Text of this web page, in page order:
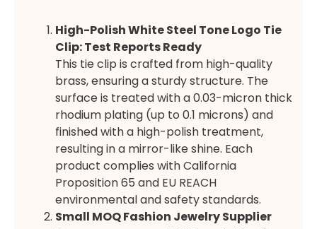
High-Polish White Steel Tone Logo Tie
Clip: Test Reports Ready
This tie clip is crafted from high-quality
brass, ensuring a sturdy structure. The
surface is treated with a 0.03-micron thick
rhodium plating (up to 0.1 microns) and
finished with a high-polish treatment,
resulting in a mirror-like shine. Each
product complies with California
Proposition 65 and EU REACH
environmental and safety standards.
Small MOQ Fashion Jewelry Supplier